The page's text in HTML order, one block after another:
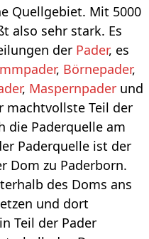
Quellgebiet. Mit 5000
also sehr stark. Es
der Pader, es
, Börnepader,
, Maspernpader und
machtvollste Teil der
die Paderquelle am
Paderquelle ist der
Dom zu Paderborn.
des Doms ans
und dort
Teil der Pader